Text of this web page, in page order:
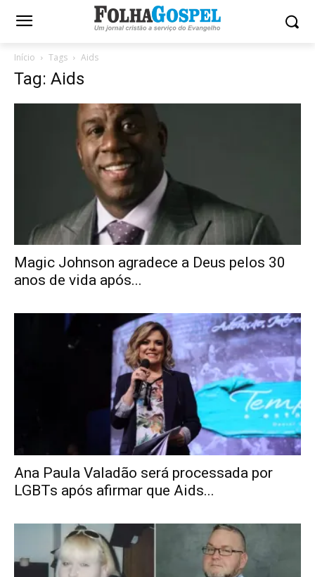
Início Tags Aids
Tag: Aids
Magic Johnson agradece a Deus pelos 30
anos de vida após...
Ana Paula Valadão será processada por
LGBTs após afirmar que Aids...